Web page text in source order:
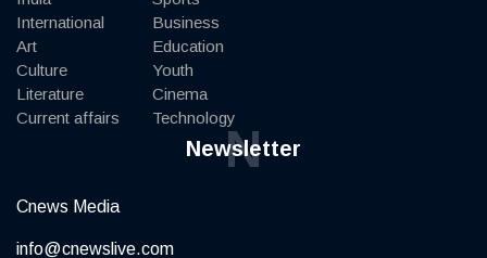
International
Art
Culture
Literature
Current affairs
Business
Education
Youth
Cinema
Technology
Newsletter
N
Cnews Media
info@cnewslive.com